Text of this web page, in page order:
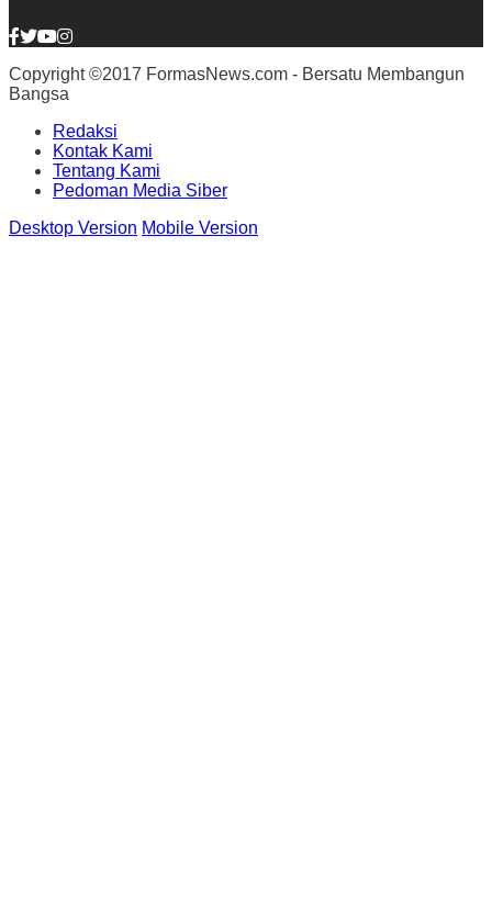
Copyright ©2017 FormasNews.com - Bersatu Membangun
Bangsa
Redaksi
Kontak Kami
Tentang Kami
Pedoman Media Siber
Desktop Version Mobile Version